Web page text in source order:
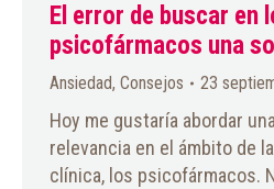
El error de buscar en
psicofármacos una
Ansiedad, Consejos 23
Hoy me gustaría abordar
relevancia en el ámbito de
clínica, los psicofármacos.